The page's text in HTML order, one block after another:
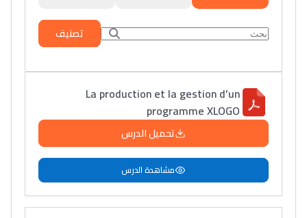
تصنيف
La production et la gestion d’un
programme XLOGO
تحميل الدرس
مشاهدة الدرس